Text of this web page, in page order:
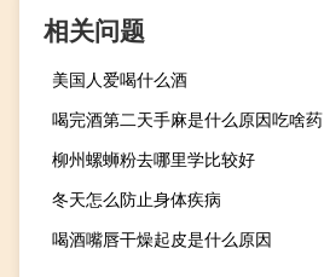
相关问题
美国人爱喝什么酒
喝完酒第二天手麻是什么原因吃啥药
柳州螺蛳粉去哪里学比较好
冬天怎么防止身体疾病
喝酒嘴唇干燥起皮是什么原因